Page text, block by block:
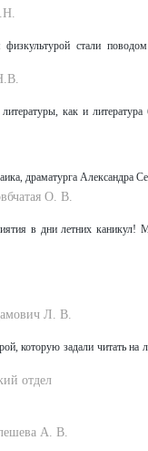
стали
как и
драматурга Александра
О. В.
в дни летних каникул!
Л. В.
которую задали читать на
отдел
А. В.